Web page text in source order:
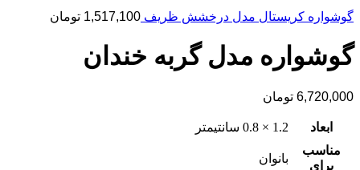
گوشواره کریستال مدل درخشش ظریف 1,517,100 تومان
گوشواره مدل گربه خندان
6,720,000 تومان
ابعاد
1.2 × 0.8 سانتیمتر
مناسب
برای
بانوان